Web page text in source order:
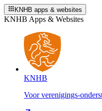
KNHB apps & websites
KNHB Apps & Websites
KNHB
Voor verenigings-